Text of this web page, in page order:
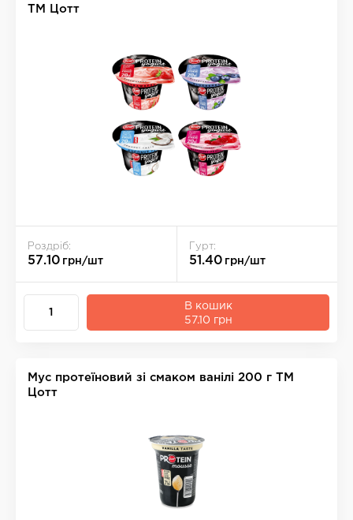
ТМ Цотт
Роздріб:
57.10 грн/шт
Гурт:
51.40 грн/шт
В кошик
57.10 грн
Мус протеїновий зі смаком ванілі 200 г ТМ
Цотт